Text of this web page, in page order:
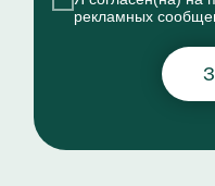
рекламных